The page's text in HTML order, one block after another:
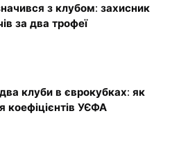
з клубом: захисник
за два трофеї
клуби в єврокубках: як
коефіцієнтів УЄФА